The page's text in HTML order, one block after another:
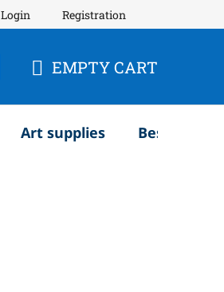
Login Registration
CART
EMPTY CART
Art supplies Bestsellery